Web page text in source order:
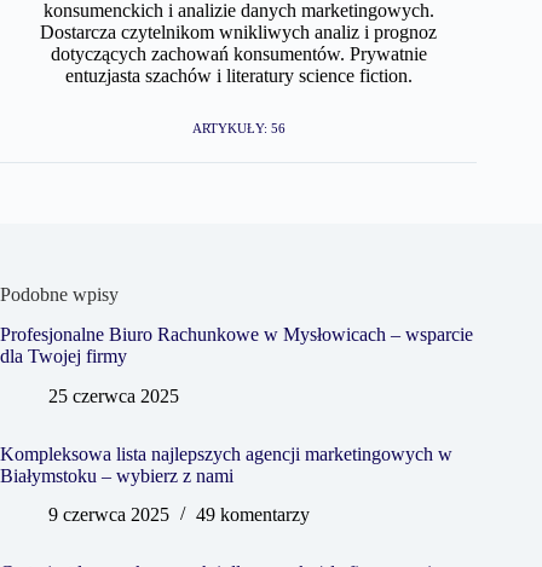
konsumenckich i analizie danych marketingowych.
Dostarcza czytelnikom wnikliwych analiz i prognoz
dotyczących zachowań konsumentów. Prywatnie
entuzjasta szachów i literatury science fiction.
ARTYKUŁY: 56
Podobne wpisy
Profesjonalne Biuro Rachunkowe w Mysłowicach – wsparcie
dla Twojej firmy
25 czerwca 2025
Kompleksowa lista najlepszych agencji marketingowych w
Białymstoku – wybierz z nami
9 czerwca 2025
49 komentarzy